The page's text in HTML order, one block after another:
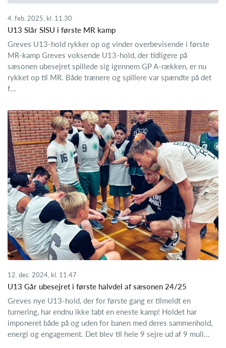
4. feb. 2025, kl. 11.30
U13 Slår SISU i første MR kamp
Greves U13-hold rykker op og vinder overbevisende i første
MR-kamp Greves voksende U13-hold, der tidligere på
sæsonen ubesejret spillede sig igennem GP A-rækken, er nu
rykket op til MR. Både trænere og spillere var spændte på det
f...
12. dec. 2024, kl. 11.47
U13 Går ubesejret i første halvdel af sæsonen 24/25
Greves nye U13-hold, der for første gang er tilmeldt en
turnering, har endnu ikke tabt en eneste kamp! Holdet har
imponeret både på og uden for banen med deres sammenhold,
energi og engagement. Det blev til hele 9 sejre ud af 9 muli...